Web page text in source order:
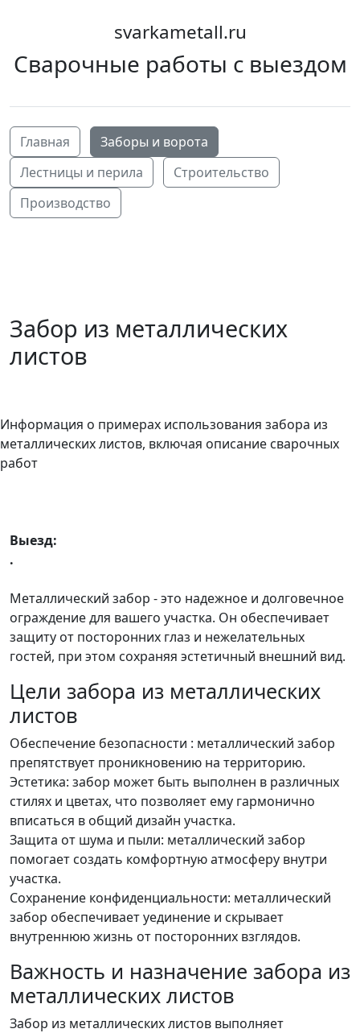
svarkametall.ru
Сварочные работы с выездом
Главная
Заборы и ворота
Лестницы и перила
Строительство
Производство
Забор из металлических
листов
Информация о примерах использования забора из
металлических листов, включая описание сварочных
работ
Выезд:
.
Металлический забор - это надежное и долговечное
ограждение для вашего участка. Он обеспечивает
защиту от посторонних глаз и нежелательных
гостей, при этом сохраняя эстетичный внешний вид.
Цели забора из металлических
листов
Обеспечение безопасности : металлический забор
препятствует проникновению на территорию.
Эстетика: забор может быть выполнен в различных
стилях и цветах, что позволяет ему гармонично
вписаться в общий дизайн участка.
Защита от шума и пыли: металлический забор
помогает создать комфортную атмосферу внутри
участка.
Сохранение конфиденциальности: металлический
забор обеспечивает уединение и скрывает
внутреннюю жизнь от посторонних взглядов.
Важность и назначение забора из
металлических листов
Забор из металлических листов выполняет